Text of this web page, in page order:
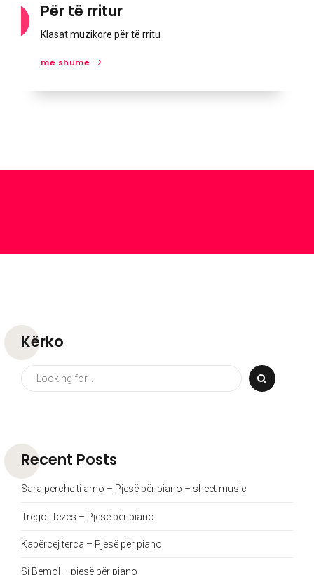
Për të rritur
Klasat muzikore për të rritu
më shumë
Kërko
Recent Posts
Sara perche ti amo – Pjesë për piano – sheet music
Tregoji tezes – Pjesë për piano
Kapërcej terca – Pjesë për piano
Si Bemol – pjesë për piano